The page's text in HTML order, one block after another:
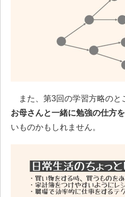
また、第3回の学習方略のと
お母さんと一緒に勉強の仕方
いものかもしれません。